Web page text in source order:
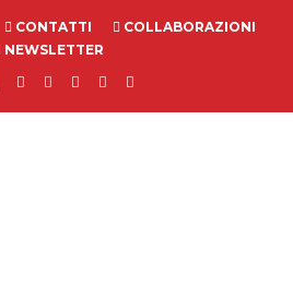
CONTATTI
COLLABORAZIONI
NEWSLETTER